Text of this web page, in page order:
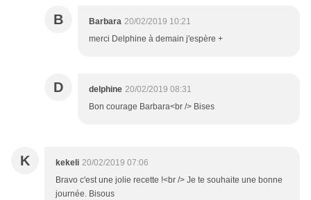
B Barbara 20/02/2019 10:21
merci Delphine à demain j'espère +
D delphine 20/02/2019 08:31
Bon courage Barbara<br /> Bises
K kekeli 20/02/2019 07:06
Bravo c'est une jolie recette !<br /> Je te souhaite une bonne
journée. Bisous